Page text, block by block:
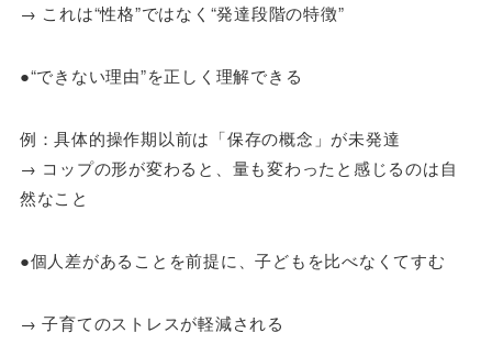
→ これは“性格”ではなく“発達段階の特徴”
●“できない理由”を正しく理解できる
例：具体的操作期以前は「保存の概念」が未発達
→ コップの形が変わると、量も変わったと感じるのは自
然なこと
●個人差があることを前提に、子どもを比べなくてすむ
→ 子育てのストレスが軽減される